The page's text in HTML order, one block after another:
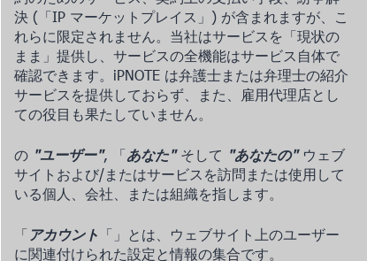
決 (「IP マーケットプレイス」) が含まれますが、こ
れらに限定されません。当社はサービスを「現状の
まま」提供し、サービスの全機能はサービス自体で
確認できます。iPNOTE は弁護士または弁理士の紹介
サービスを提供しておらず、また、雇用代理店とし
ての役目も果たしていません。
の "ユーザー", 「あなた" そして "あなたの"ウェブ
サイトおよび/またはサービスを訪問または使用して
いる個人、会社、または組織を指します。
「 アカウント 「」とは、ウェブサイト上のユーザー
に関連付けられた設定と情報の集合です。